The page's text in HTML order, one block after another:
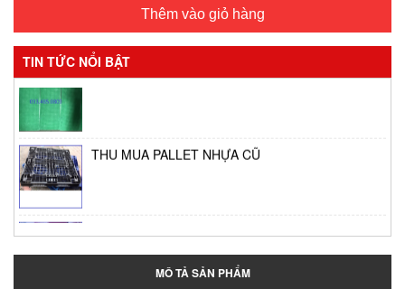
Thêm vào giỏ hàng
TIN TỨC NỔI BẬTVỉ phơi bánh tráng
THU MUA PALLET NHỰA CŨ
MÔ TẢ SẢN PHẨM